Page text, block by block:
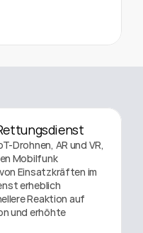
Drohnen, AR und VR,
Mobilfunk
Einsatzkräften im
erheblich
Reaktion auf
und erhöhte